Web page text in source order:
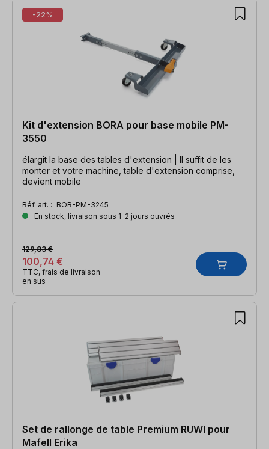
-22%
Kit d'extension BORA pour base mobile PM-
3550
élargit la base des tables d'extension | Il suffit de les
monter et votre machine, table d'extension comprise,
devient mobile
Réf. art. : BOR-PM-3245
En stock, livraison sous 1-2 jours ouvrés
100,74 €
129,83 €
TTC, frais de livraison
en sus
Set de rallonge de table Premium RUWI pour
Mafell Erika